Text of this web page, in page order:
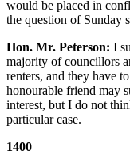
would be placed in
the question of Sunday
Hon. Mr. Peterson: I
majority of councillors
renters, and they have
honourable friend may
interest, but I do not
particular case.
1400